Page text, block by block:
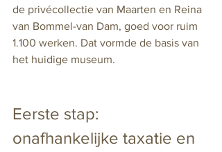
de privécollectie van Maarten en Reina
van Bommel-van Dam, goed voor ruim
1.100 werken. Dat vormde de basis van
het huidige museum.
Eerste stap:
onafhankelijke taxatie en